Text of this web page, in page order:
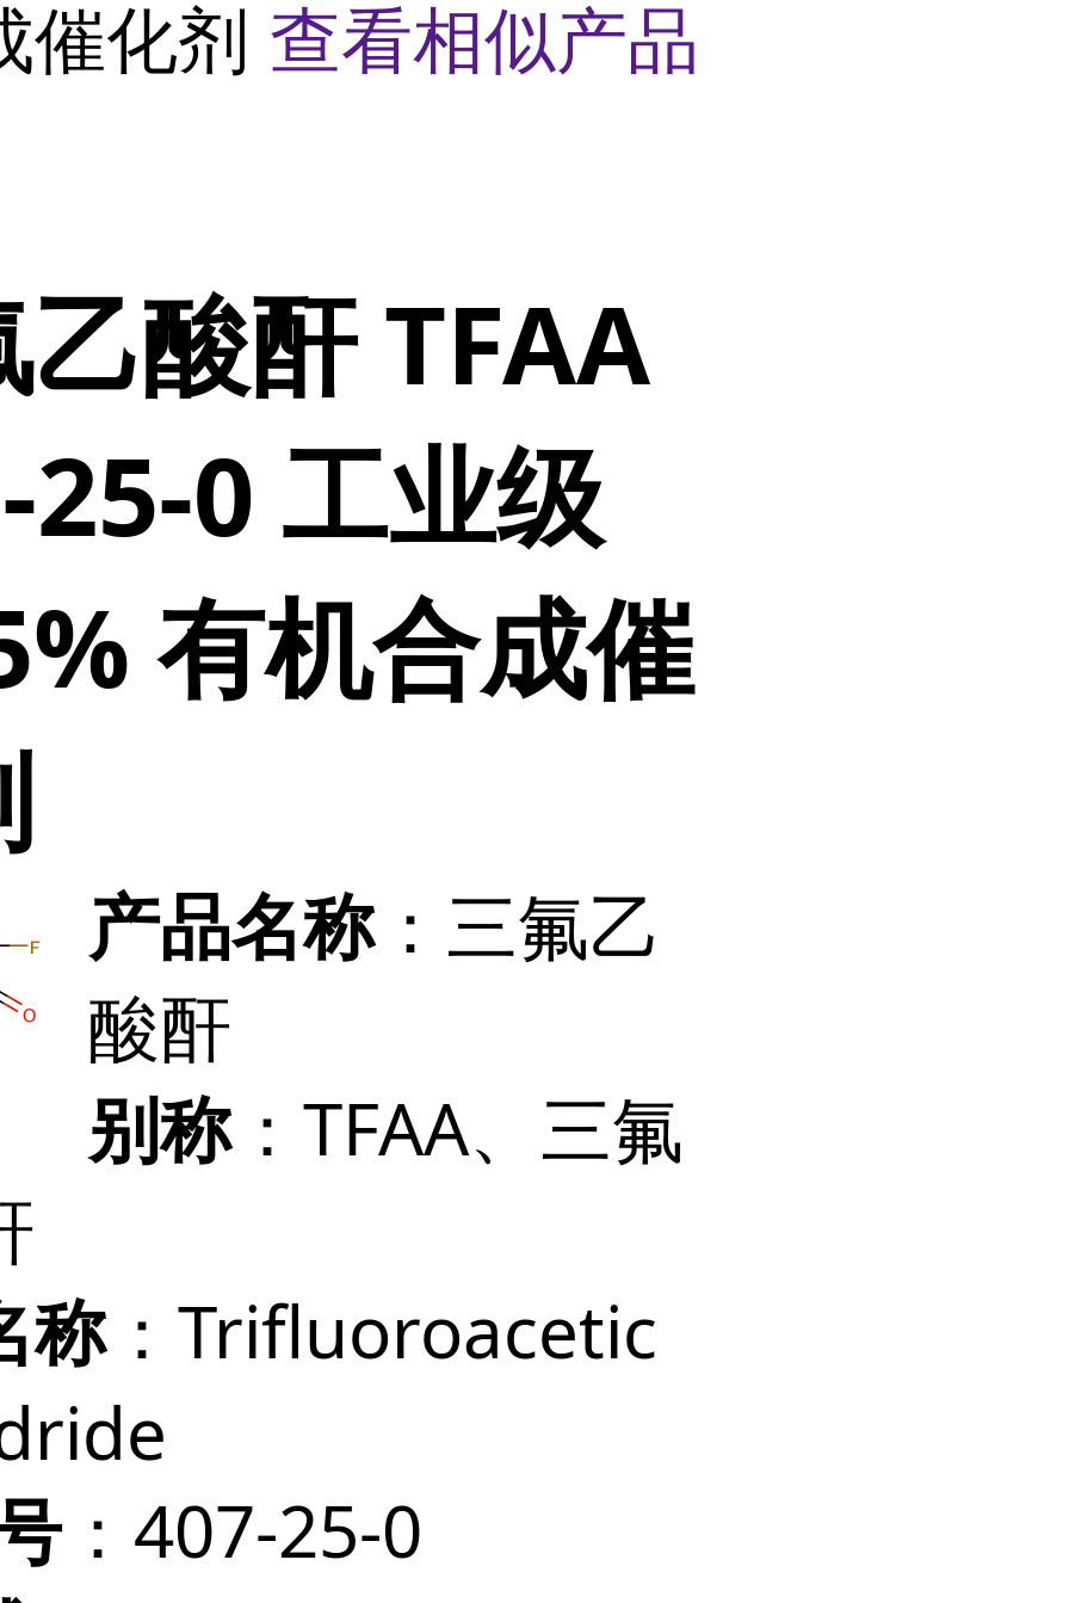
催化剂 查看相似产品
酸酐 TFAA
25-0 工业级
有机合成催
产品名称：三氟乙
酸酐
别称：TFAA、三氟
称：Trifluoroacetic
：407-25-0